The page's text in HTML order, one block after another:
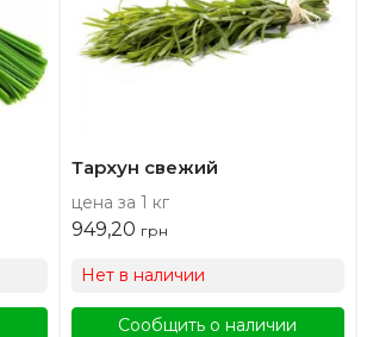
Тархун свежий
цена за 1 кг
949,20 грн
Нет в наличии
Сообщить о наличии